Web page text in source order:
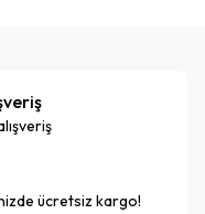
ücretsiz kargo!